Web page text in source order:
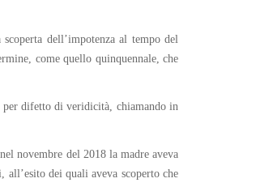
dell’impotenza al tempo del
come quello quinquennale, che
difetto di veridicità, chiamando in
novembre del 2018 la madre aveva
dei quali aveva scoperto che